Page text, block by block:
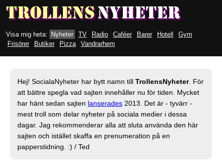
Visa mig heta: Nyheter TV Radio Caféer Barer Hotell
Gym
Frisörer
Butiker Pizza Vandrarhem
Hej! SocialaNyheter har bytt namn till TrollensNyheter. För
att bättre spegla vad sajten innehåller nu för tiden. Mycket
har hänt sedan sajten lanserades 2013. Det är - tyvärr -
mest troll som delar nyheter på sociala medier i dessa
dagar. Jag rekommenderar alla att sluta använda den här
sajten och istället skaffa en prenumeration på en
papperstidning. :) / Ted